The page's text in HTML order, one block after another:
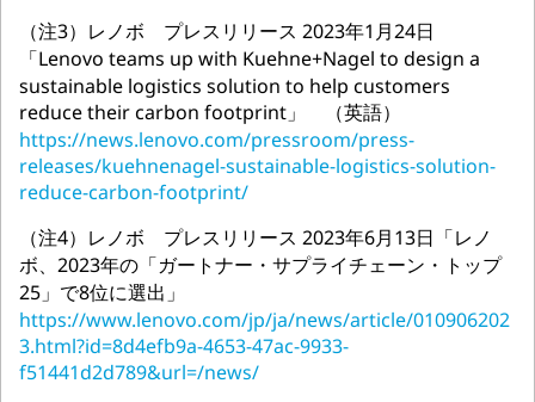
（注3）レノボ プレスリリース 2023年1月24日
「Lenovo teams up with Kuehne+Nagel to design a
sustainable logistics solution to help customers
reduce their carbon footprint」 （英語）
https://news.lenovo.com/pressroom/press-
releases/kuehnenagel-sustainable-logistics-solution-
reduce-carbon-footprint/
（注4）レノボ プレスリリース 2023年6月13日「レノ
ボ、2023年の「ガートナー・サプライチェーン・トップ
25」で8位に選出」
https://www.lenovo.com/jp/ja/news/article/010906202
3.html?id=8d4efb9a-4653-47ac-9933-
f51441d2d789&url=/news/